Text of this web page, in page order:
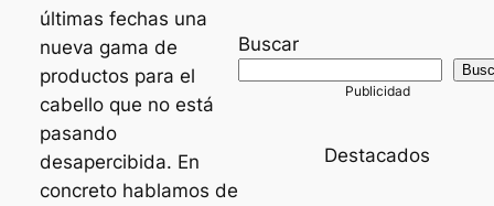
últimas fechas una
nueva gama de
productos para el
cabello que no está
pasando
desapercibida. En
concreto hablamos de
Buscar
Destacados